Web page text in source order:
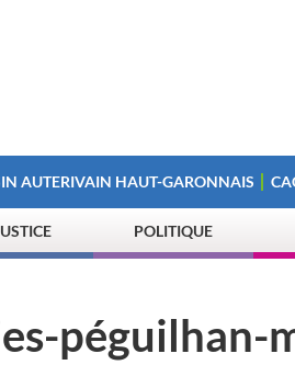
AUTERIVAIN HAUT-GARONNAIS
POLITIQUE
péguilhan-